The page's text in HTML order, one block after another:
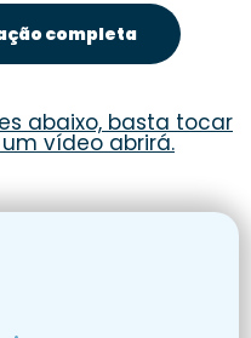
completa
abaixo, basta tocar
vídeo abrirá.